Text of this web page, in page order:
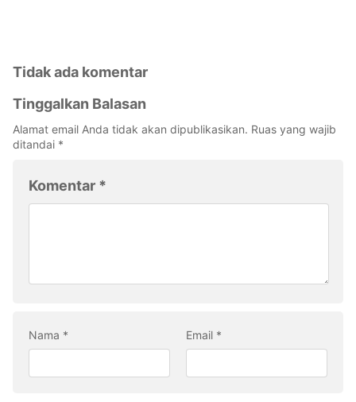
Tidak ada komentar
Tinggalkan Balasan
Alamat email Anda tidak akan dipublikasikan. Ruas yang wajib
ditandai *
Komentar *
Nama * Email *